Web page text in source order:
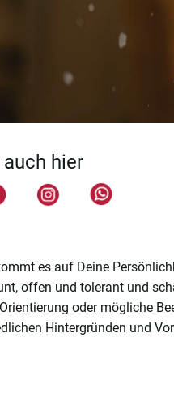
hier
es auf Deine
offen und tolerant und
oder mögliche
Hintergründen und